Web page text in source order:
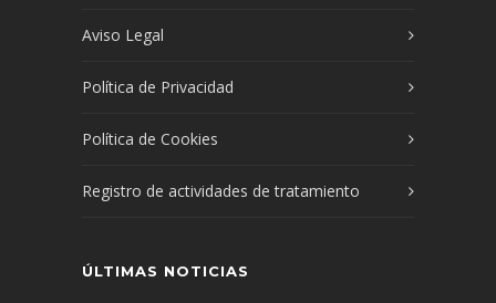
Aviso Legal
Política de Privacidad
Política de Cookies
Registro de actividades de tratamiento
ÚLTIMAS NOTICIAS